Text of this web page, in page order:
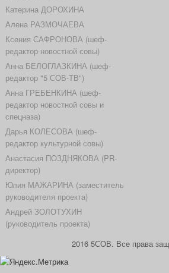
Катерина ДОРОХИНА
Алена РАЗМОЧАЕВА
Ксения САФРОНОВА (шеф-
редактор новостной совы)
Анна БЕЛОГЛАЗКИНА (шеф-
редактор "5 СОВ-ТВ")
Анна ГРЕБЕНКИНА (шеф-
редактор новостной совы и
спецназа)
Дарья КОЛЕСОВА (шеф-
редактор культурной совы)
Анастасия ПОЗДНЯКОВА (PR-
директор)
Юлия МАЖАРИНА (заместитель
руководителя проекта)
Андрей ЗОЛОТУХИН
(руководитель проекта)
2016 5СОВ. Все права